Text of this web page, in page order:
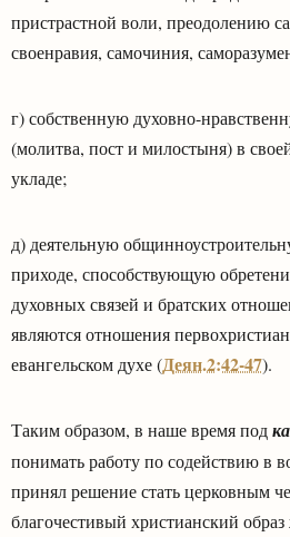
пристрастной воли, преодолению
своенравия, самочиния,
г) собственную духовно-
(молитва, пост и милостыня) в
укладе;
д) деятельную
приходе, способствующую
духовных связей и братских
являются отношения
евангельском духе (Деян.2:42-47).
Таким образом, в наше время под
понимать работу по содействию в
принял решение стать церковным
благочестивый христианский